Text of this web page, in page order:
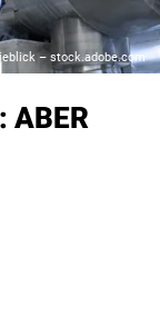
– stock.adobe.com
ABER